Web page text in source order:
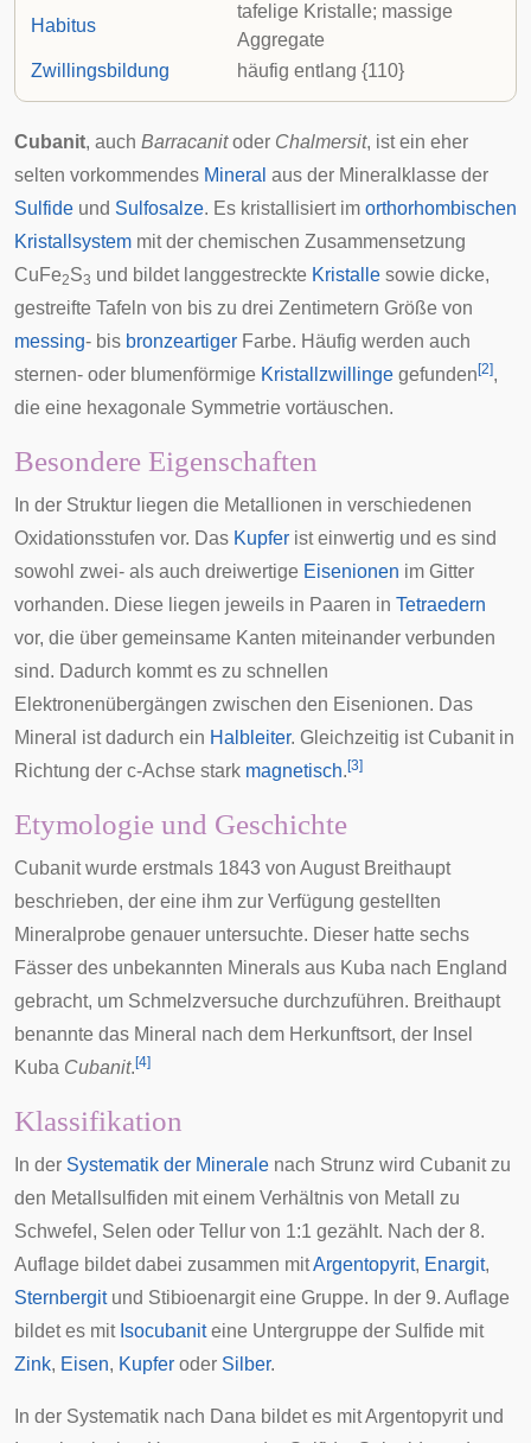
Habitus
tafelige Kristalle; massige
Aggregate
Zwillingsbildung
häufig entlang {110}
Cubanit, auch Barracanitoder Chalmersit, ist ein eher
selten vorkommendes Mineral aus der Mineralklasse der
Sulfide und Sulfosalze. Es kristallisiert im orthorhombischen
Kristallsystem mit der chemischen Zusammensetzung
CuFe2S3 und bildet langgestreckte Kristalle sowie dicke,
gestreifte Tafeln von bis zu drei Zentimetern Größe von
messing- bis bronzeartiger Farbe. Häufig werden auch
sternen- oder blumenförmige Kristallzwillinge gefunden [2],
die eine hexagonale Symmetrie vortäuschen.
Besondere Eigenschaften
In der Struktur liegen die Metallionen in verschiedenen
Oxidationsstufen vor. Das Kupfer ist einwertig und es sind
sowohl zwei- als auch dreiwertige Eisenionen im Gitter
vorhanden. Diese liegen jeweils in Paaren in Tetraedern
vor, die über gemeinsame Kanten miteinander verbunden
sind. Dadurch kommt es zu schnellen
Elektronenübergängen zwischen den Eisenionen. Das
Mineral ist dadurch ein Halbleiter. Gleichzeitig ist Cubanit in
Richtung der c-Achse stark magnetisch. [3]
Etymologie und Geschichte
Cubanit wurde erstmals 1843 von August Breithaupt
beschrieben, der eine ihm zur Verfügung gestellten
Mineralprobe genauer untersuchte. Dieser hatte sechs
Fässer des unbekannten Minerals aus Kuba nach England
gebracht, um Schmelzversuche durchzuführen. Breithaupt
benannte das Mineral nach dem Herkunftsort, der Insel
Kuba Cubanit. [4]
Klassifikation
In der Systematik der Minerale nach Strunz wird Cubanit zu
den Metallsulfiden mit einem Verhältnis von Metall zu
Schwefel, Selen oder Tellur von 1:1 gezählt. Nach der 8.
Auflage bildet dabei zusammen mitArgentopyrit, Enargit,
Sternbergitund Stibioenargiteine Gruppe. In der 9. Auflage
bildet es mit Isocubaniteine Untergruppe der Sulfide mit
Zink, Eisen, Kupfer oder Silber.
In der Systematik nach Dana bildet es mit Argentopyrit und